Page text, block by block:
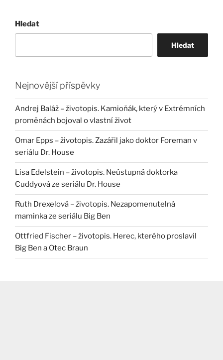
Hledat
Hledat
Nejnovější příspěvky
Andrej Baláž – životopis. Kamioňák, který v Extrémních
proměnách bojoval o vlastní život
Omar Epps – životopis. Zazářil jako doktor Foreman v
seriálu Dr. House
Lisa Edelstein – životopis. Neústupná doktorka
Cuddyová ze seriálu Dr. House
Ruth Drexelová – životopis. Nezapomenutelná
maminka ze seriálu Big Ben
Ottfried Fischer – životopis. Herec, kterého proslavil
Big Ben a Otec Braun